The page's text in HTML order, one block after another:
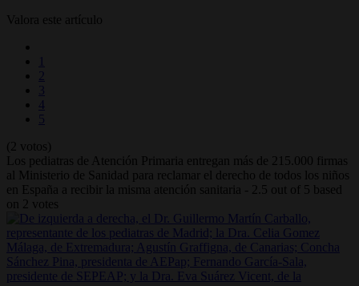
Valora este artículo
1
2
3
4
5
(2 votos)
Los pediatras de Atención Primaria entregan más de 215.000 firmas
al Ministerio de Sanidad para reclamar el derecho de todos los niños
en España a recibir la misma atención sanitaria - 2.5 out of 5 based
on
2 votes